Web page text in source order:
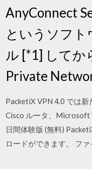
AnyConnect
というソフ
ル [*1] してか
Private
PacketiX VPN 4.0 では
Cisco ルータ、Microsoft
日間体験版 (無料)
ロードができます。 ファ